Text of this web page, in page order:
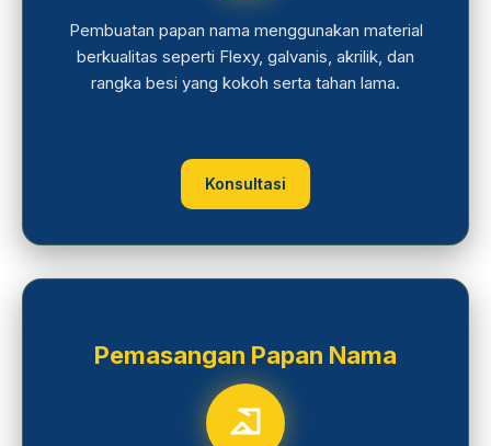
Pembuatan papan nama menggunakan material
berkualitas seperti Flexy, galvanis, akrilik, dan
rangka besi yang kokoh serta tahan lama.
Konsultasi
Pemasangan Papan Nama